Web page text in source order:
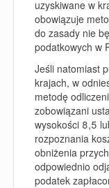
uzyskiwane w
obowiązuje
do zasady nie
podatkowych w
Jeśli natomiast
krajach, w
metodę
zobowiązani
wysokości 8,5
rozpoznania
obniżenia
odpowiednio
podatek